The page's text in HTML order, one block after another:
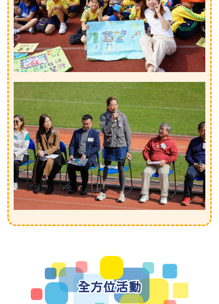
全方位活動